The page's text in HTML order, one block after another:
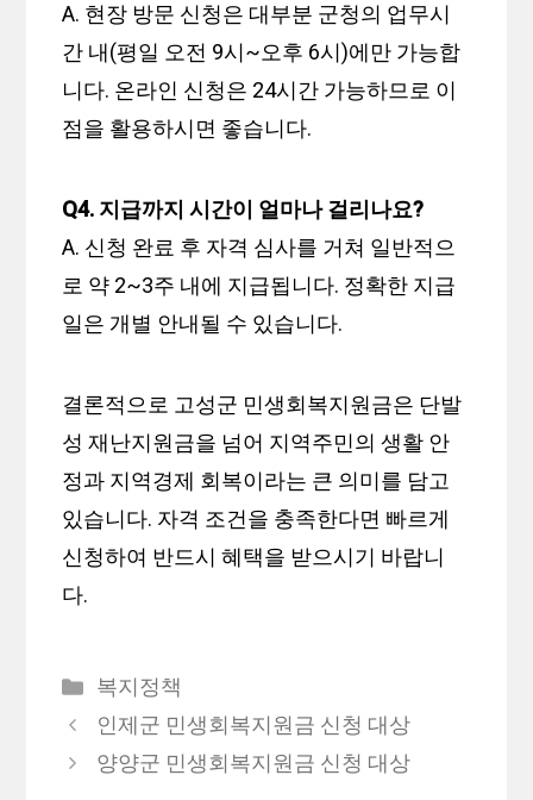
A. 현장 방문 신청은 대부분 군청의 업무시
간 내(평일 오전 9시~오후 6시)에만 가능합
니다. 온라인 신청은 24시간 가능하므로 이
점을 활용하시면 좋습니다.
Q4. 지급까지 시간이 얼마나 걸리나요?
A. 신청 완료 후 자격 심사를 거쳐 일반적으
로 약 2~3주 내에 지급됩니다. 정확한 지급
일은 개별 안내될 수 있습니다.
결론적으로 고성군 민생회복지원금은 단발
성 재난지원금을 넘어 지역주민의 생활 안
정과 지역경제 회복이라는 큰 의미를 담고
있습니다. 자격 조건을 충족한다면 빠르게
신청하여 반드시 혜택을 받으시기 바랍니
다.
카
테
고
리
복지정책
인제군 민생회복지원금 신청 대상
양양군 민생회복지원금 신청 대상